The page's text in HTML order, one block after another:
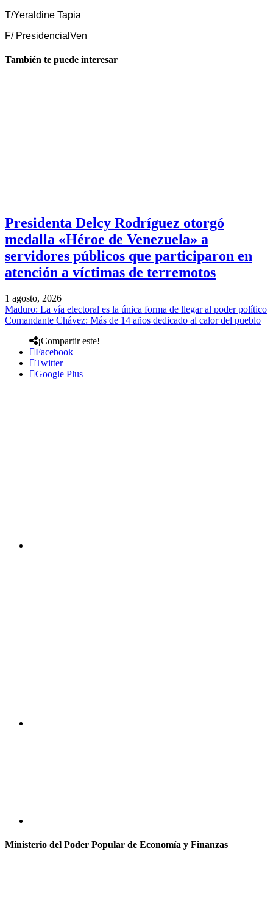
T/Yeraldine Tapia
F/ PresidencialVen
También te puede interesar
Presidenta Delcy Rodríguez otorgó
medalla «Héroe de Venezuela» a
servidores públicos que participaron en
atención a víctimas de terremotos
1 agosto, 2026
Maduro: La vía electoral es la única forma de llegar al poder político
Comandante Chávez: Más de 14 años dedicado al calor del pueblo
¡Compartir este!
Facebook
Twitter
Google Plus
Ministerio del Poder Popular de Economía y Finanzas